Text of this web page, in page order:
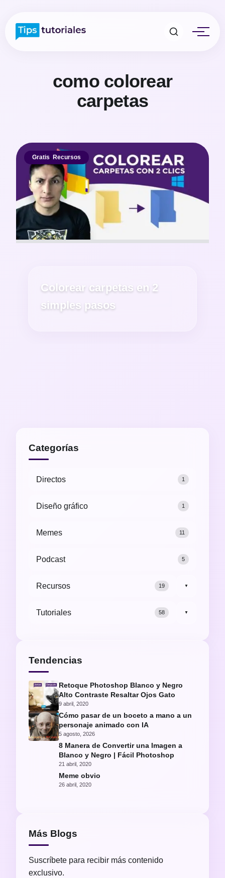
como colorear
carpetas
Gratis, Recursos
Colorear carpetas en 2
simples pasos
Categorías
Directos 1
Diseño gráfico 1
Memes 11
Podcast 5
Recursos 19 ▼
Tutoriales 58 ▼
Tendencias
Retoque Photoshop Blanco y Negro
Alto Contraste Resaltar Ojos Gato
9 abril, 2020
Cómo pasar de un boceto a mano a un
personaje animado con IA
5 agosto, 2026
8 Manera de Convertir una Imagen a
Blanco y Negro | Fácil Photoshop
21 abril, 2020
Meme obvio
26 abril, 2020
Más Blogs
Suscríbete para recibir más contenido
exclusivo.